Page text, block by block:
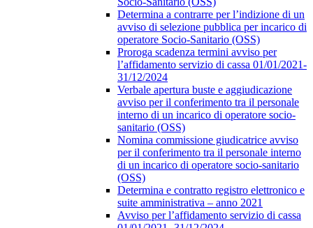
Determina a contrarre per l’indizione di un
avviso di selezione pubblica per incarico di
operatore Socio-Sanitario (OSS)
Proroga scadenza termini avviso per
l’affidamento servizio di cassa 01/01/2021-
31/12/2024
Verbale apertura buste e aggiudicazione
avviso per il conferimento tra il personale
interno di un incarico di operatore socio-
sanitario (OSS)
Nomina commissione giudicatrice avviso
per il conferimento tra il personale interno
di un incarico di operatore socio-sanitario
(OSS)
Determina e contratto registro elettronico e
suite amministrativa – anno 2021
Avviso per l’affidamento servizio di cassa